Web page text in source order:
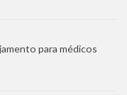
para médicos